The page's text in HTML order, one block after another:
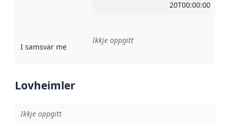
20T00:00:00Z
I samsvar med Referanse til ei implementeringsregel eller
Ikkje oppgitt
Lovheimler
Ikkje oppgitt